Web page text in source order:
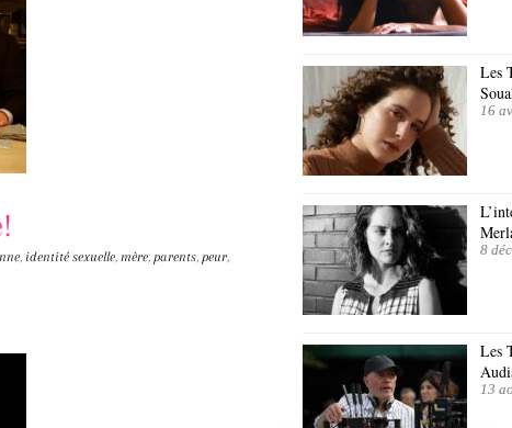
, identité sexuelle, mère, parents, peur,
Les
16
8
Les
13